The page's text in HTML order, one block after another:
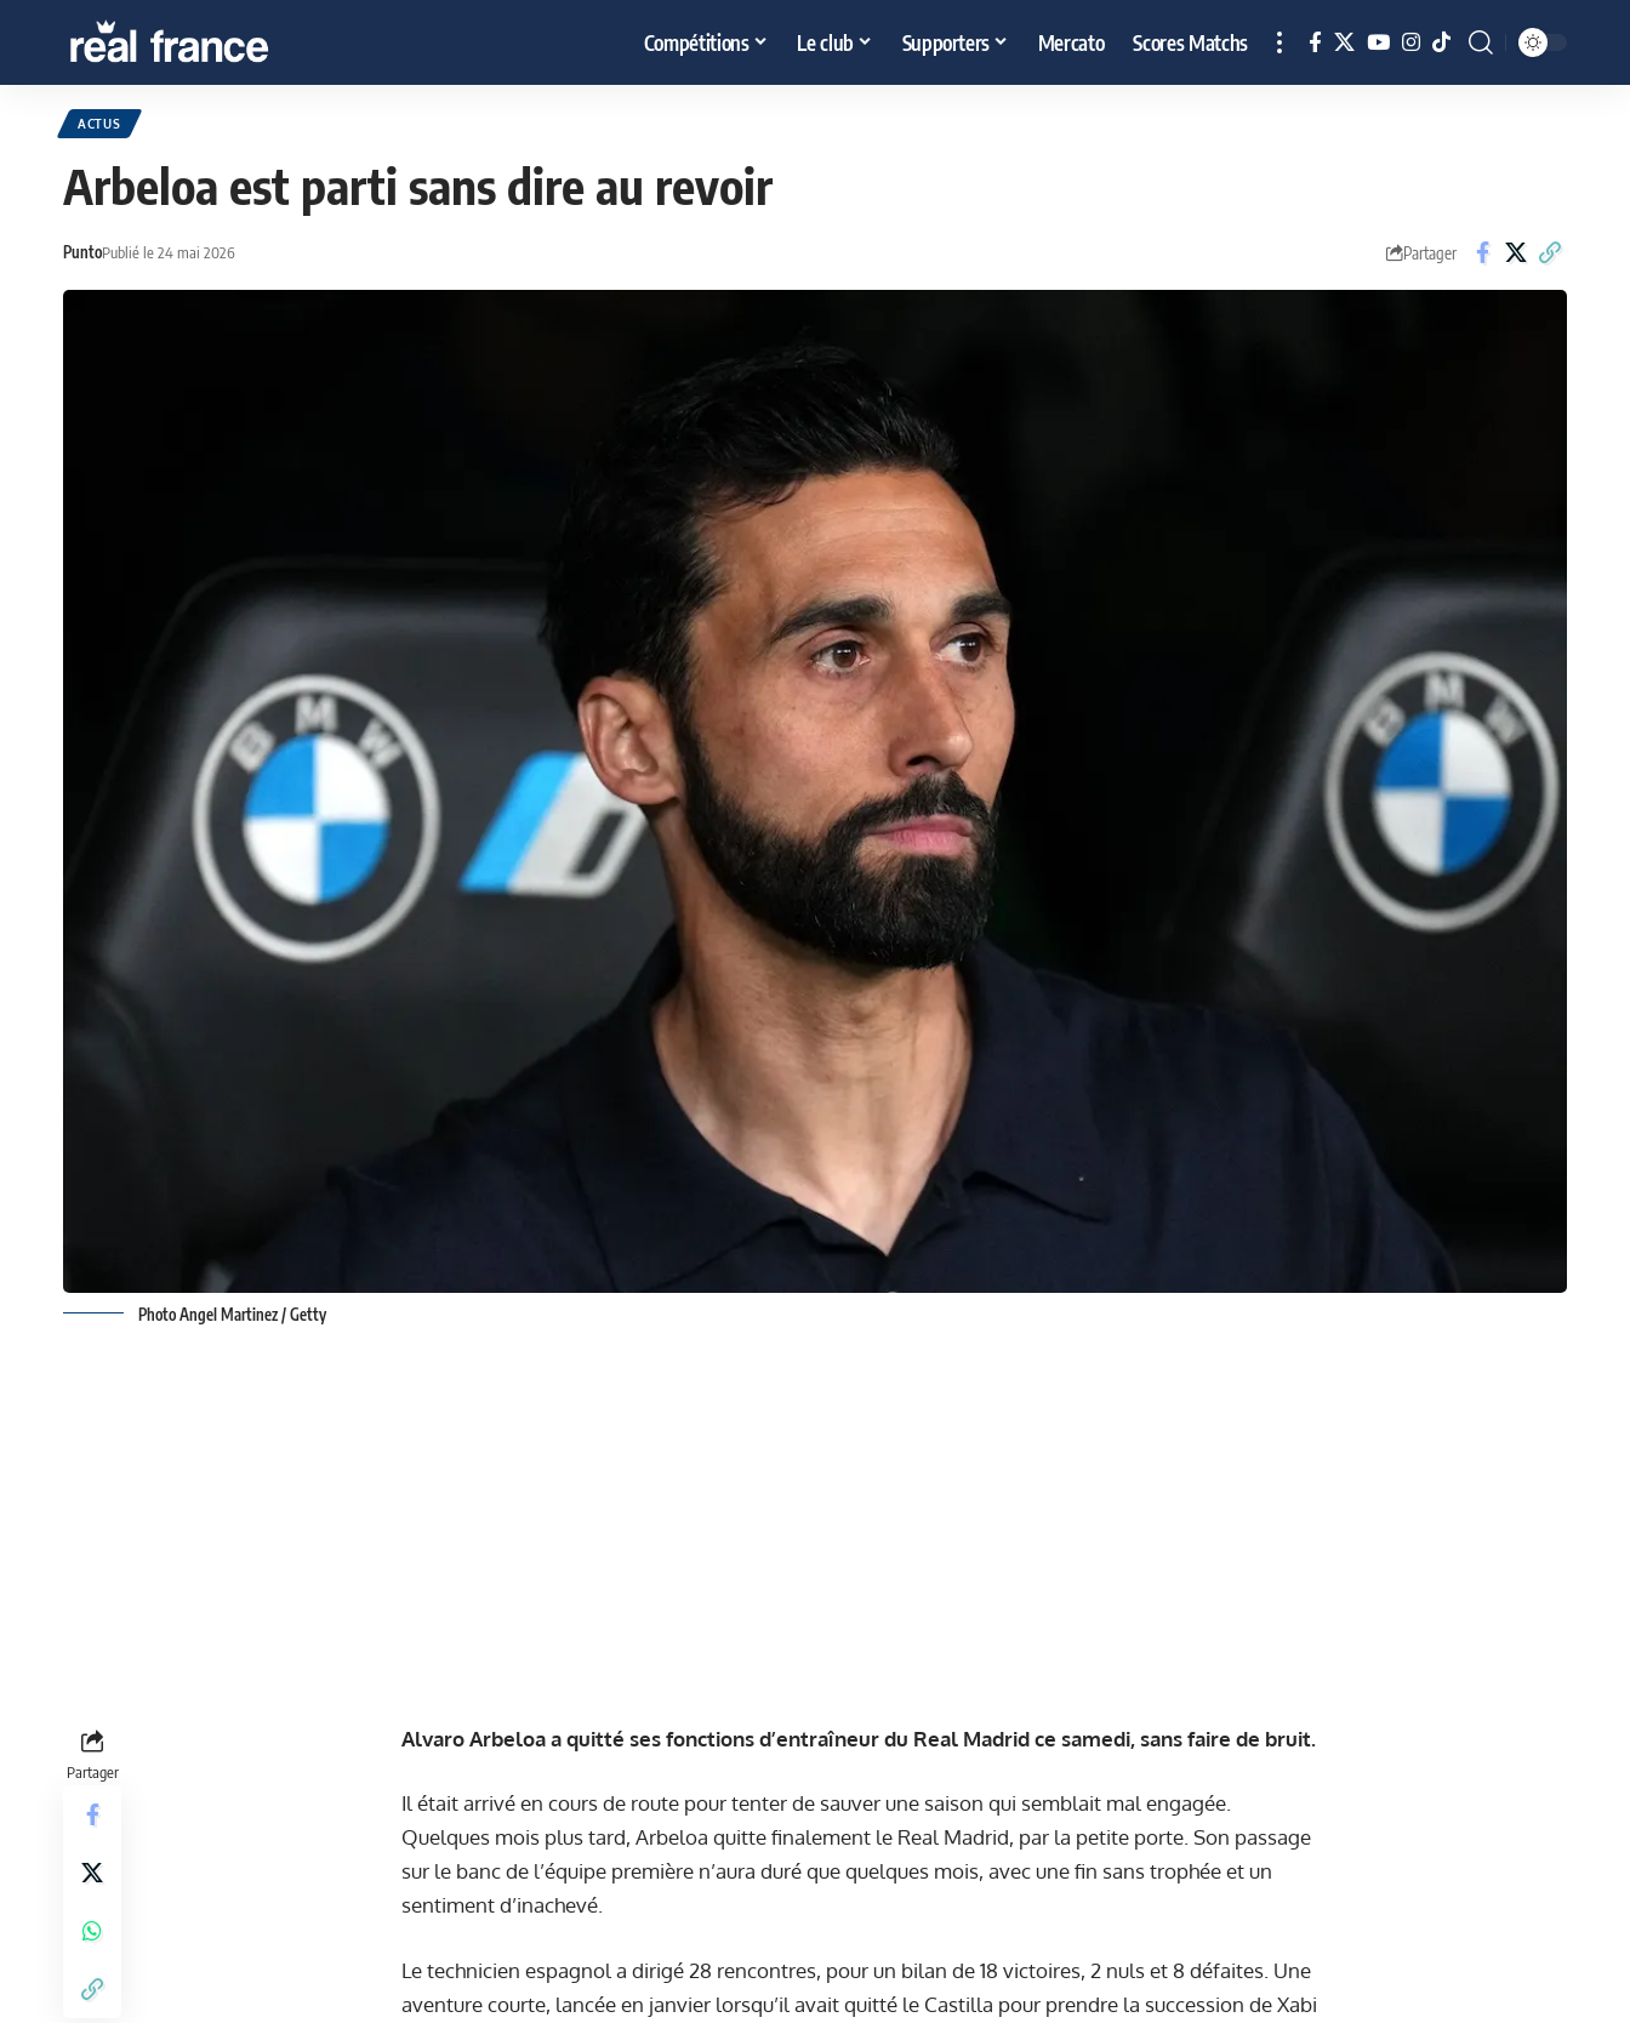
Compétitions Le club Supporters Mercato Scores Matchs
ACTUS
Arbeloa est parti sans dire au revoir
PuntoPublié le 24 mai 2026 Partager
Photo Angel Martinez / Getty
Partager
Alvaro Arbeloa a quitté ses fonctions d’entraîneur du Real Madrid ce samedi, sans faire de bruit.
Il était arrivé en cours de route pour tenter de sauver une saison qui semblait mal engagée.
Quelques mois plus tard, Arbeloa quitte finalement le Real Madrid, par la petite porte. Son passage
sur le banc de l’équipe première n’aura duré que quelques mois, avec une fin sans trophée et un
sentiment d’inachevé.
Le technicien espagnol a dirigé 28 rencontres, pour un bilan de 18 victoires, 2 nuls et 8 défaites. Une
aventure courte, lancée en janvier lorsqu’il avait quitté le Castilla pour prendre la succession de Xabi